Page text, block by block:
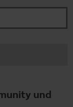
und